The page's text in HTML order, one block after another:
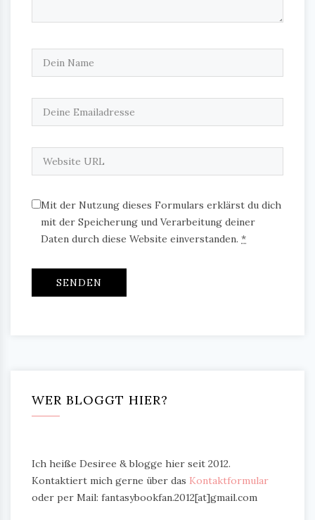
Mit der Nutzung dieses Formulars erklärst du dich
mit der Speicherung und Verarbeitung deiner
Daten durch diese Website einverstanden. *
WER BLOGGT HIER?
Ich heiße Desiree & blogge hier seit 2012.
Kontaktiert mich gerne über das Kontaktformular
oder per Mail: fantasybookfan.2012[at]gmail.com